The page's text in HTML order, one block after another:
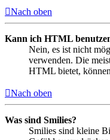
Nach oben
Kann ich HTML
Nein, es ist nicht
verwenden. Die
HTML bietet,
Nach oben
Was sind Smilies?
Smilies sind kleine